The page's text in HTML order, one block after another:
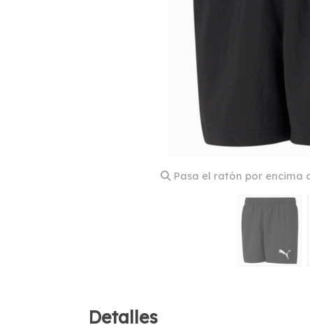
Pasa el ratón por encima
Detalles